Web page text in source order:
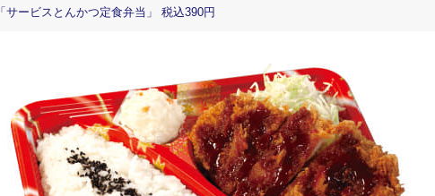
「サービスとんかつ定食弁当」 税込390円